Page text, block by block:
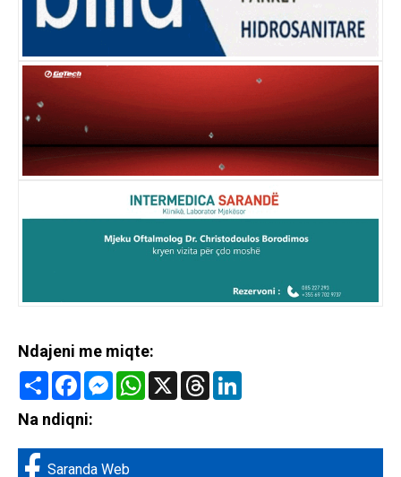
Ndajeni me miqte:
Share FacebookMessenger
WhatsApp
X Threads
Na ndiqni:
Saranda Web